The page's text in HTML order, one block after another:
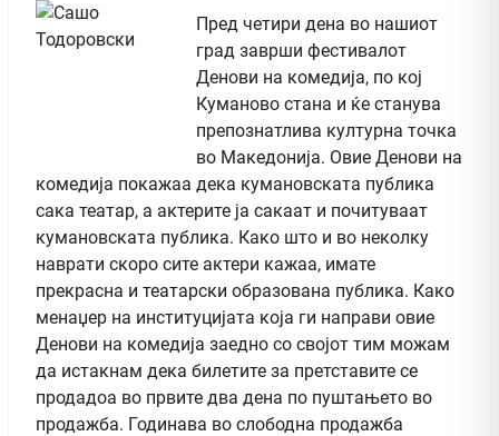
Пред четири дена во нашиот
град заврши фестивалот
Денови на комедија, по кој
Куманово стана и ќе станува
препознатлива културна точка
во Македонија. Овие Денови на
комедија покажаа дека кумановската публика
сака театар, а актерите ја сакаат и почитуваат
кумановската публика. Како што и во неколку
наврати скоро сите актери кажаа, имате
прекрасна и театарски образована публика. Како
менаџер на институцијата која ги направи овие
Денови на комедија заедно со својот тим можам
да истакнам дека билетите за претставите се
продадоа во првите два дена по пуштањето во
продажба. Годинава во слободна продажба